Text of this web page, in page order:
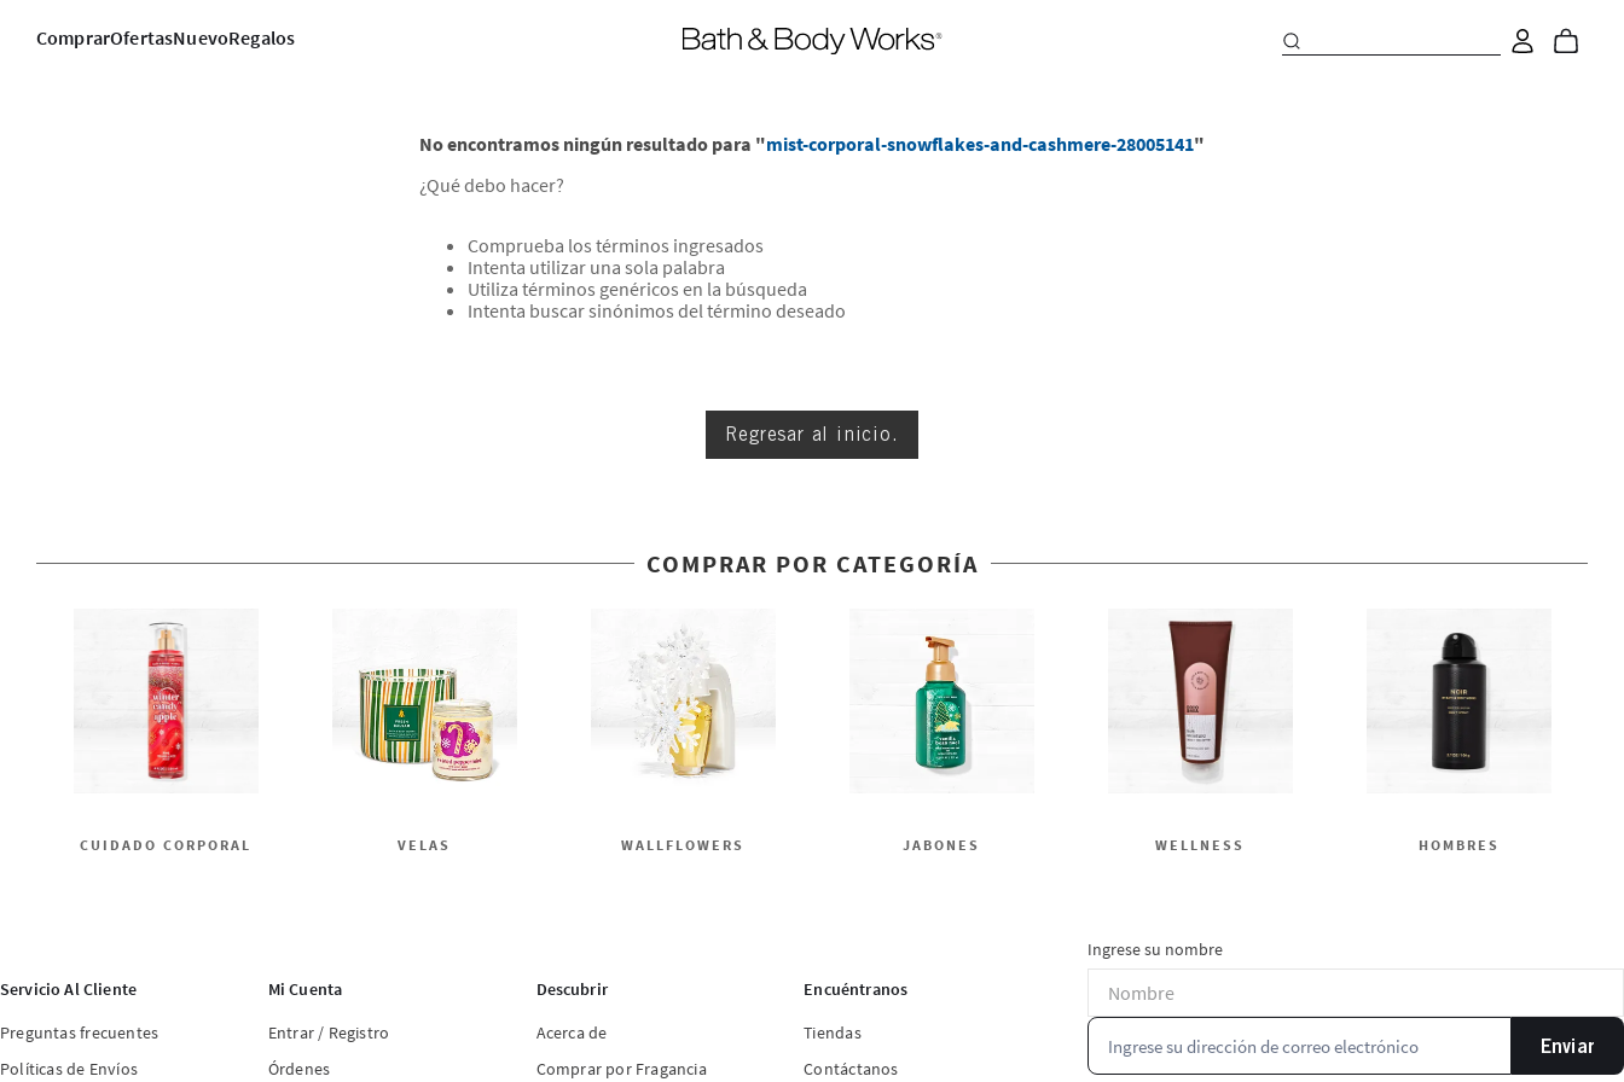
ComprarOfertasNuevoRegalos
No encontramos ningún resultado para "mist-corporal-snowflakes-and-cashmere-28005141"
¿Qué debo hacer?
Comprueba los términos ingresados
Intenta utilizar una sola palabra
Utiliza términos genéricos en la búsqueda
Intenta buscar sinónimos del término deseado
Regresar al inicio.
COMPRAR POR CATEGORÍA
CUIDADO CORPORAL VELAS WALLFLOWERS JABONES WELLNESS HOMBRES
Servicio Al Cliente
Preguntas frecuentes
Políticas de Envíos
Mi Cuenta
Entrar / Registro
Órdenes
Descubrir
Acerca de
Comprar por Fragancia
Encuéntranos
Tiendas
Contáctanos
Ingrese su nombre
Enviar